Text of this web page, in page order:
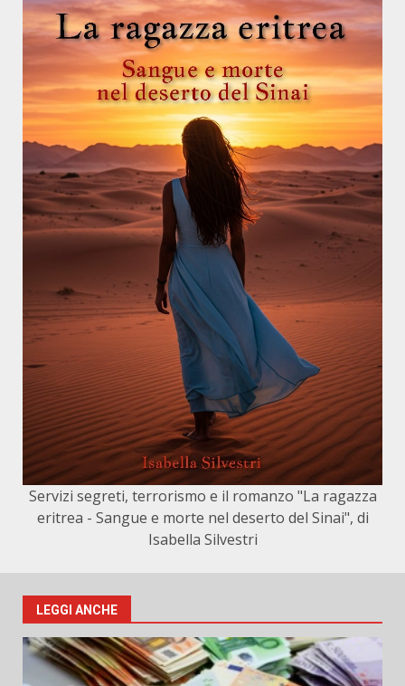
Servizi segreti, terrorismo e il romanzo "La ragazza
eritrea - Sangue e morte nel deserto del Sinai", di
Isabella Silvestri
LEGGI ANCHE